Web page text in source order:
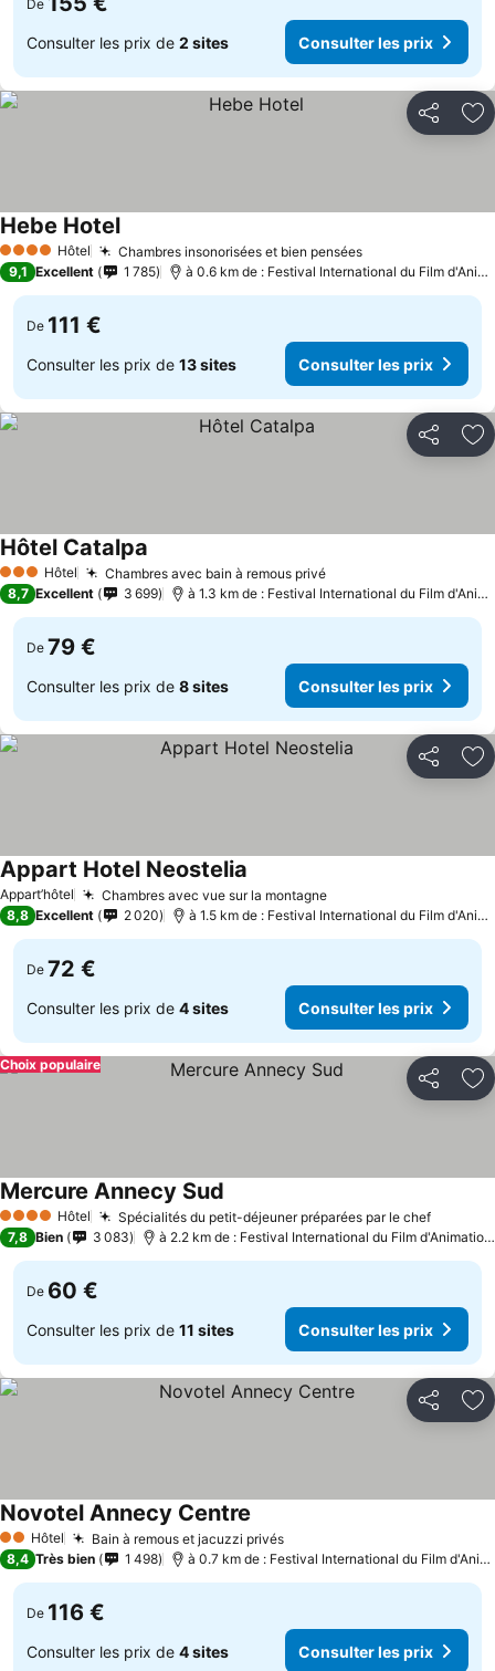
De
Consulter les prix de 2 sites Consulter les prix
Partager
4 Étoiles Hôtel Chambres insonorisées et bien penséesConsulter les
Hebe HotelConsulter les prix
9,1 Excellent 1 785 à 0.6 km de : Festival International du Film
De 111 €
Consulter les prix de 13 sites Consulter les prix
Partager
3 ÉtoilesHôtel Chambres avec bain à remous privéConsulter les prix
Hôtel Catalpa
8,7 Excellent 3 699 à 1.3 km de : Festival International du Film
De 79 €
Consulter les prix de 8 sites Consulter les prix
Partager
Appart’hôtel Chambres avec vue sur la montagneConsulter les prix
Appart Hotel Neostelia
8,8 Excellent 2 020 à 1.5 km de : Festival International du Film
De 72 €
Consulter les prix de 4 sites Consulter les prix
Partager
Choix populaire
4 Étoiles Hôtel Spécialités du petit-déjeuner préparées par le chef
Mercure Annecy Sud
7,8 Bien 3 083 à 2.2 km de : Festival International du Film
De 60 €
Consulter les prix de 11 sites Consulter les prix
Partager
2 Étoiles
Hôtel Bain à remous et jacuzzi privésConsulter les prix
Novotel Annecy Centre
8,4 Très bien 1 498 à 0.7 km de : Festival International du Film
De 116 €
Consulter les prix de 4 sites Consulter les prix